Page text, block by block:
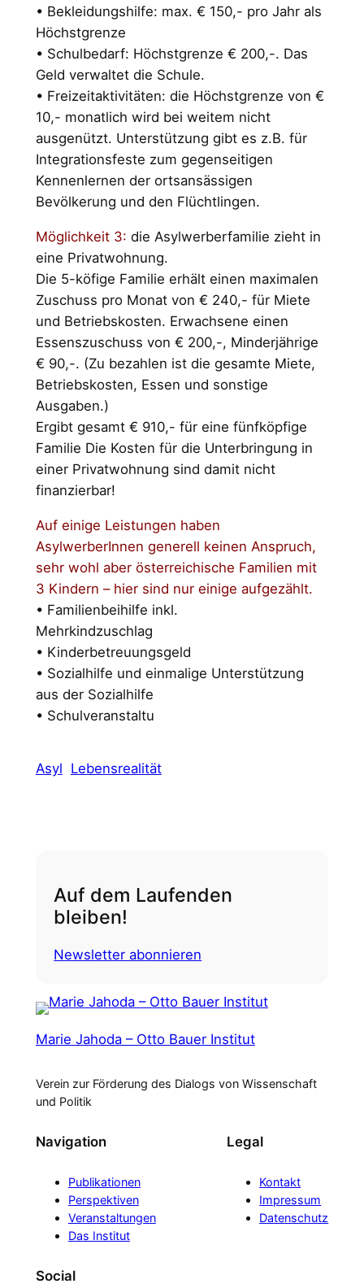
• Bekleidungshilfe: max. € 150,- pro Jahr als
Höchstgrenze
• Schulbedarf: Höchstgrenze € 200,-. Das
Geld verwaltet die Schule.
• Freizeitaktivitäten: die Höchstgrenze von €
10,- monatlich wird bei weitem nicht
ausgenützt. Unterstützung gibt es z.B. für
Integrationsfeste zum gegenseitigen
Kennenlernen der ortsansässigen
Bevölkerung und den Flüchtlingen.
Möglichkeit 3: die Asylwerberfamilie zieht in
eine Privatwohnung.
Die 5-köfige Familie erhält einen maximalen
Zuschuss pro Monat von € 240,- für Miete
und Betriebskosten. Erwachsene einen
Essenszuschuss von € 200,-, Minderjährige
€ 90,-. (Zu bezahlen ist die gesamte Miete,
Betriebskosten, Essen und sonstige
Ausgaben.)
Ergibt gesamt € 910,- für eine fünfköpfige
Familie Die Kosten für die Unterbringung in
einer Privatwohnung sind damit nicht
finanzierbar!
Auf einige Leistungen haben
AsylwerberInnen generell keinen Anspruch,
sehr wohl aber österreichische Familien mit
3 Kindern – hier sind nur einige aufgezählt.
• Familienbeihilfe inkl.
Mehrkindzuschlag
• Kinderbetreuungsgeld
• Sozialhilfe und einmalige Unterstützung
aus der Sozialhilfe
• Schulveranstaltu
Asyl Lebensrealität
Auf dem Laufenden
bleiben!
Newsletter abonnieren
Marie Jahoda – Otto Bauer Institut
Verein zur Förderung des Dialogs von Wissenschaft
und Politik
Navigation
Publikationen
Perspektiven
Veranstaltungen
Das Institut
Legal
Kontakt
Impressum
Datenschutz
Social